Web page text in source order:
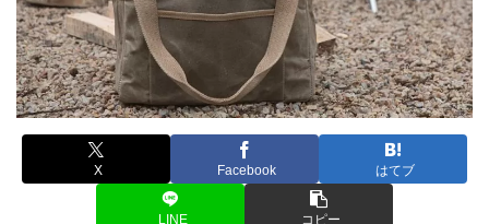
X Facebook はてブ
LINE コピー